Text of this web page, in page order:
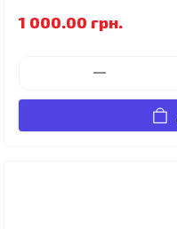
1 000.00 грн.